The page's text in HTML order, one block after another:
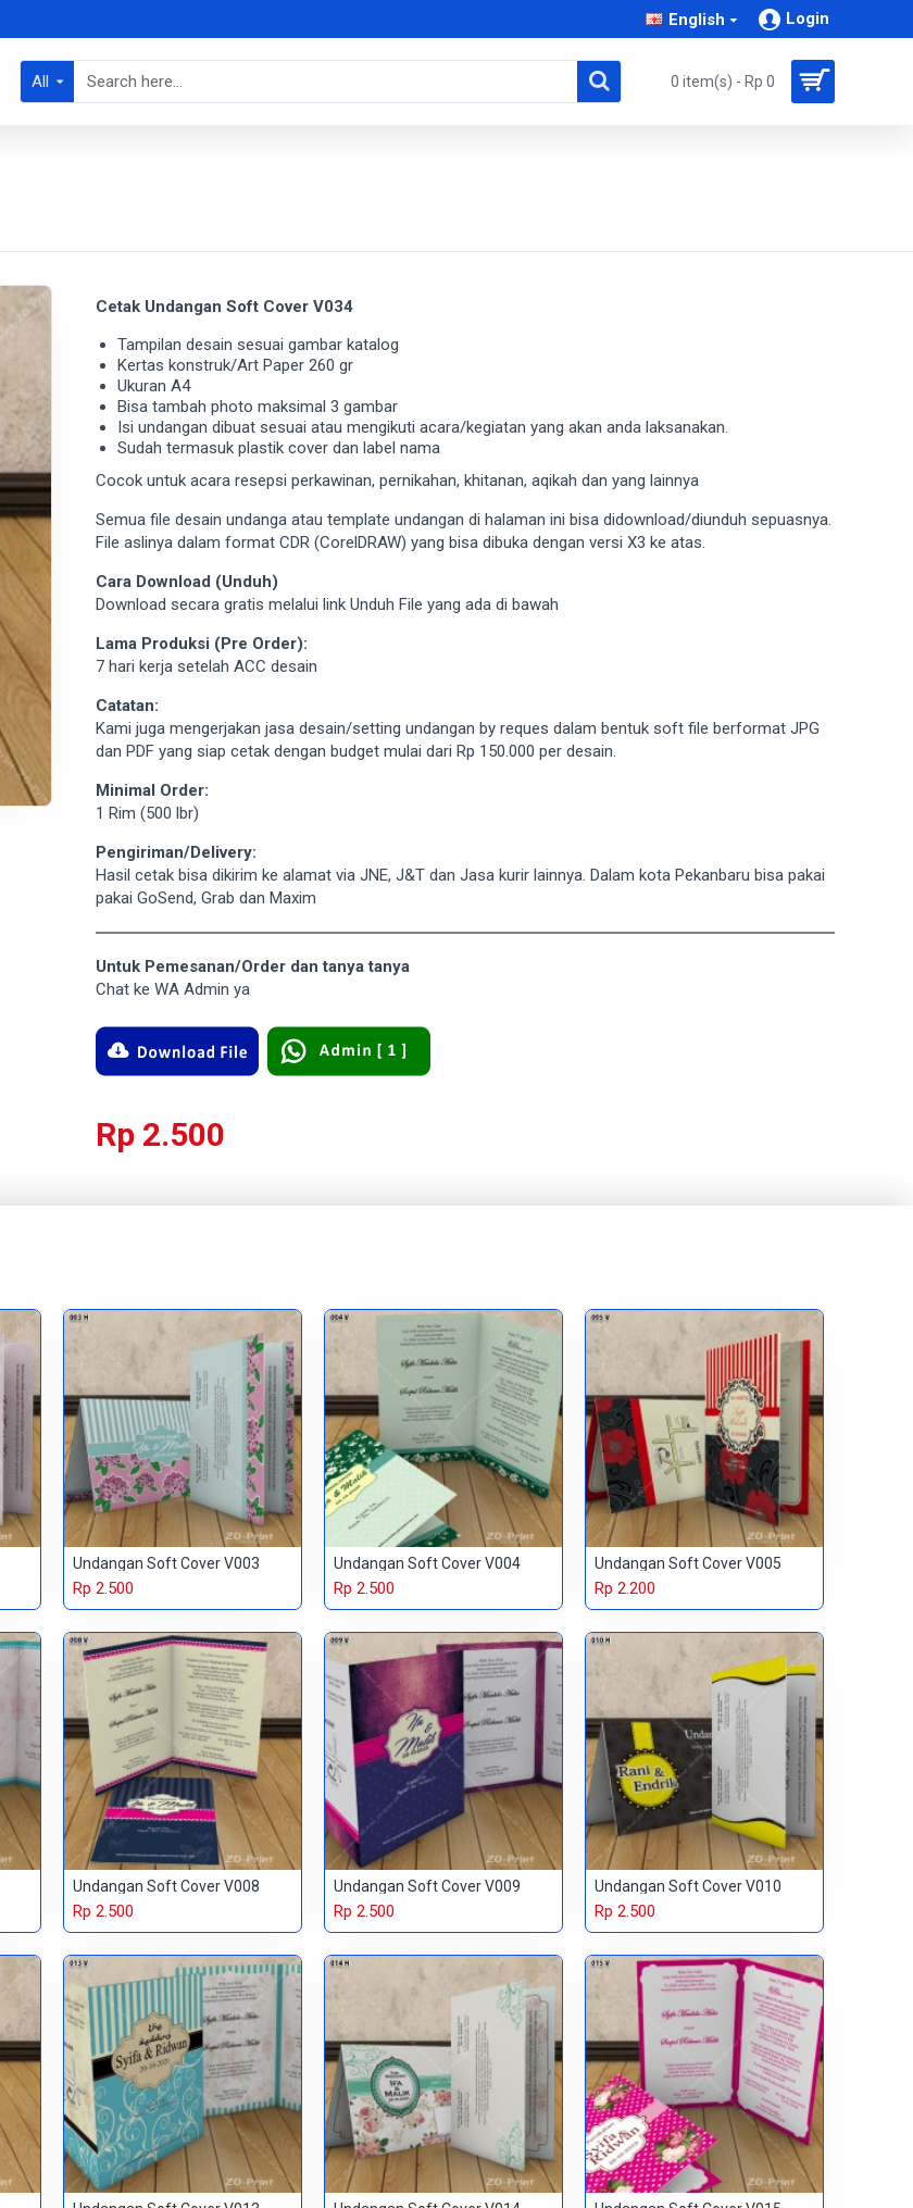
English Login
All 0 item(s) - Rp 0
Cetak Undangan Soft Cover V034
Tampilan desain sesuai gambar katalog
Kertas konstruk/Art Paper 260 gr
Ukuran A4
Bisa tambah photo maksimal 3 gambar
Isi undangan dibuat sesuai atau mengikuti acara/kegiatan yang akan anda laksanakan.
Sudah termasuk plastik cover dan label nama
Cocok untuk acara resepsi perkawinan, pernikahan, khitanan, aqikah dan yang lainnya
Semua file desain undanga atau template undangan di halaman ini bisa didownload/diunduh sepuasnya.
File aslinya dalam format CDR (CorelDRAW) yang bisa dibuka dengan versi X3 ke atas.
Cara Download (Unduh)
Download secara gratis melalui link Unduh File yang ada di bawah
Lama Produksi (Pre Order):
7 hari kerja setelah ACC desain
Catatan:
Kami juga mengerjakan jasa desain/setting undangan by reques dalam bentuk soft file berformat JPG
dan PDF yang siap cetak dengan budget mulai dari Rp 150.000 per desain.
Minimal Order:
1 Rim (500 lbr)
Pengiriman/Delivery:
Hasil cetak bisa dikirim ke alamat via JNE, J&T dan Jasa kurir lainnya. Dalam kota Pekanbaru bisa pakai
pakai GoSend, Grab dan Maxim
Untuk Pemesanan/Order dan tanya tanya
Chat ke WA Admin ya
Rp 2.500
Undangan Soft Cover V003
Rp 2.500
Undangan Soft Cover V004
Rp 2.500
Undangan Soft Cover V005
Rp 2.200
Undangan Soft Cover V008
Rp 2.500
Undangan Soft Cover V009
Rp 2.500
Undangan Soft Cover V010
Rp 2.500